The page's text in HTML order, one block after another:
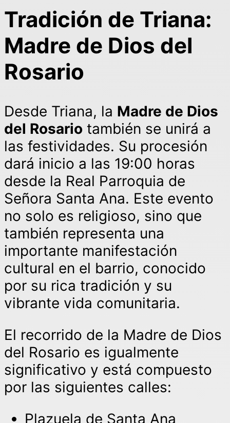
Tradición de Triana:
Madre de Dios del
Rosario
Desde Triana, la Madre de Dios
del Rosario también se unirá a
las festividades. Su procesión
dará inicio a las 19:00 horas
desde la Real Parroquia de
Señora Santa Ana. Este evento
no solo es religioso, sino que
también representa una
importante manifestación
cultural en el barrio, conocido
por su rica tradición y su
vibrante vida comunitaria.
El recorrido de la Madre de Dios
del Rosario es igualmente
significativo y está compuesto
por las siguientes calles:
Plazuela de Santa Ana